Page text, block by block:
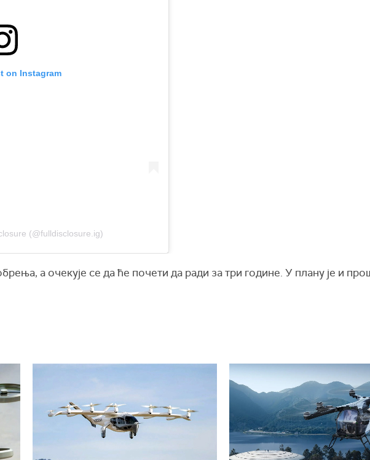
on Instagram
(@fulldisclosure.ig)
а очекује се да ће почети да ради за три године. У плану је и